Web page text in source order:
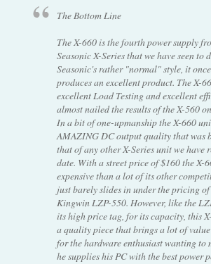
The Bottom Line
The X-660 is the fourth power supply
Seasonic X-Series that we have seen to
Seasonic's rather "normal" style, it
produces an excellent product. The X-
excellent Load Testing and excellent
almost nailed the results of the X-560
In a bit of one-upmanship the X-660
AMAZING DC output quality that was
that of any other X-Series unit we have
date. With a street price of $160 the X-
expensive than a lot of its other
just barely slides in under the pricing
Kingwin LZP-550. However, like the
its high price tag, for its capacity, this
a quality piece that brings a lot of
for the hardware enthusiast wanting to
he supplies his PC with the best power